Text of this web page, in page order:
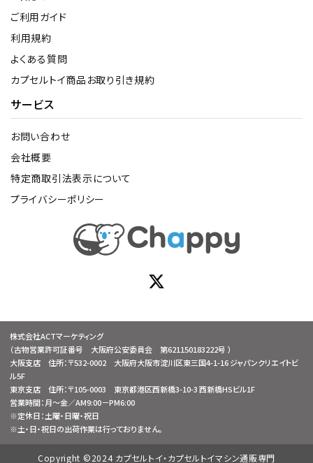
ご利用ガイド
利用規約
よくある質問
カプセルトイ商品お取り引き規約
サービス
お問い合わせ
会社概要
特定商取引法表示について
プライバシーポリシー
株式会社ACTマーケティング
（古物営業許可証番号 大阪府公安委員会 第621150183222号 ）
大阪支店 住所：〒532-0002 大阪府大阪市淀川区東三国4-1-16 ジャパンクリエイトビ
ル5F
東京支店 住所：〒105-0003 東京都港区西新橋3-10-3 西新橋HSビル1F
営業時間：月～金／AM9:00－PM6:00
※定休日：土曜・日曜・祝日
※土・日・祝日の出荷作業は行っておりません。
Copyright ©2024 カプセルトイ・カプセルトイマシン通販専門